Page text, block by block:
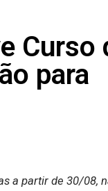
Curso
para
a partir de 30/08,